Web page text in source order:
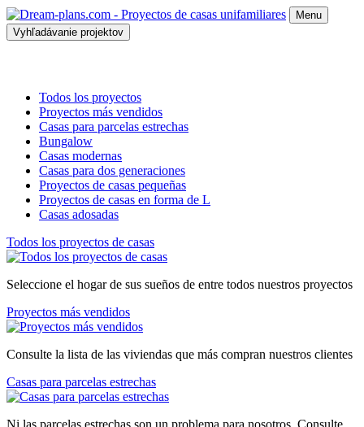
Menu
Vyhľadávanie projektov
Todos los proyectos
Proyectos más vendidos
Casas para parcelas estrechas
Bungalow
Casas modernas
Casas para dos generaciones
Proyectos de casas pequeñas
Proyectos de casas en forma de L
Casas adosadas
Todos los proyectos de casas
Seleccione el hogar de sus sueños de entre todos nuestros proyectos
Proyectos más vendidos
Consulte la lista de las viviendas que más compran nuestros clientes
Casas para parcelas estrechas
Ni las parcelas estrechas son un problema para nosotros. Consulte